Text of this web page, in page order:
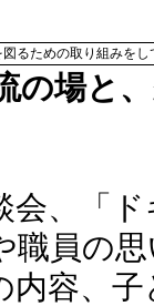
るための取り組みをし
場と
会、「
職員の
内容、